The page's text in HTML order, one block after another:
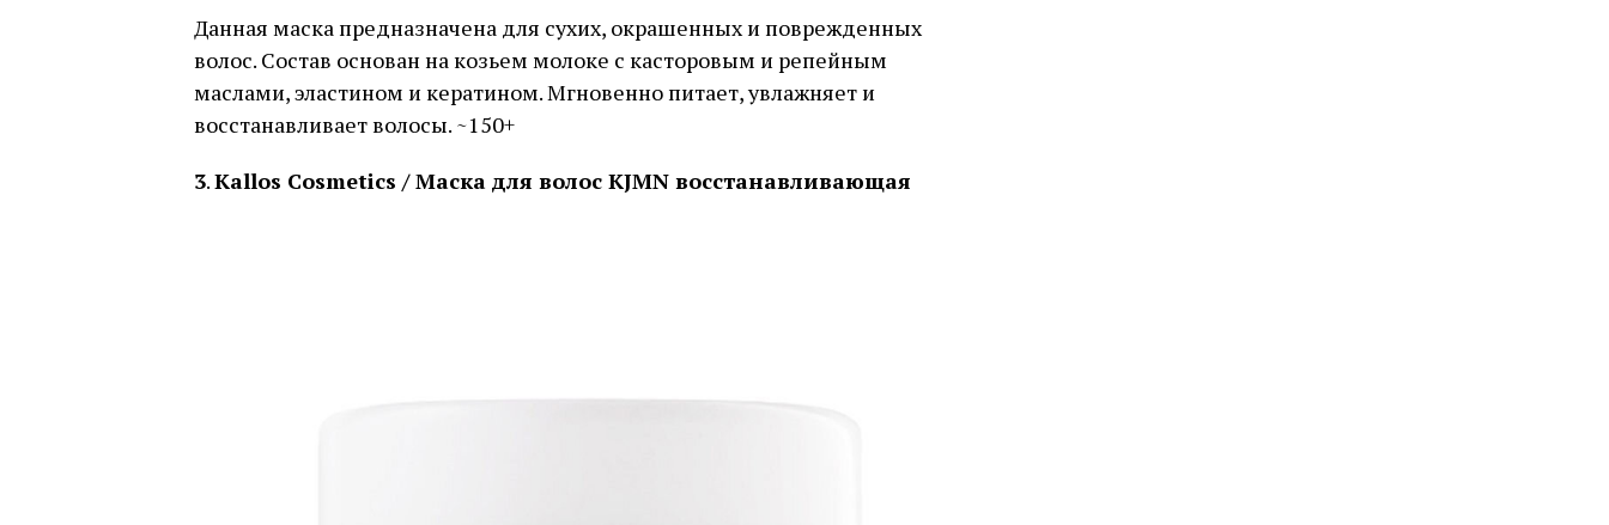
Данная маска предназначена для сухих, окрашенных и поврежденных
волос. Состав основан на козьем молоке с касторовым и репейным
маслами, эластином и кератином. Мгновенно питает, увлажняет и
восстанавливает волосы. ~150+
3.Kallos Cosmetics / Маска для волос KJMN восстанавливающая